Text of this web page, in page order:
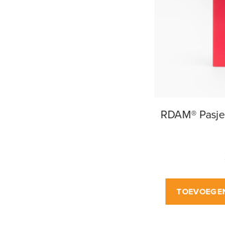
RDAM®